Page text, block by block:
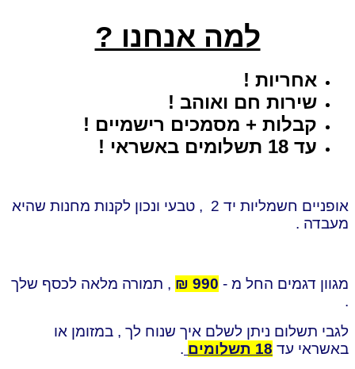
למה אנחנו ?
אחריות !
שירות חם ואוהב !
קבלות + מסמכים רישמיים !
עד 18 תשלומים באשראי !
אופניים חשמליות יד 2 , טבעי ונכון לקנות מחנות שהיא
מעבדה .
מגוון דגמים החל מ - 990 ₪
, תמורה מלאה לכסף שלך
.
לגבי תשלום ניתן לשלם איך שנוח לך , במזומן או
באשראי עד 18 תשלומים
.